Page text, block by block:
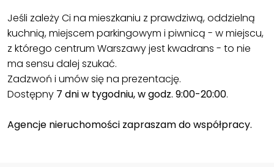
Jeśli zależy Ci na mieszkaniu z prawdziwą, oddzielną
kuchnią, miejscem parkingowym i piwnicą - w miejscu,
z którego centrum Warszawy jest kwadrans - to nie
ma sensu dalej szukać.
Zadzwoń i umów się na prezentację.
Dostępny 7 dni w tygodniu, w godz. 9:00-20:00.
Agencje nieruchomości zapraszam do współpracy.